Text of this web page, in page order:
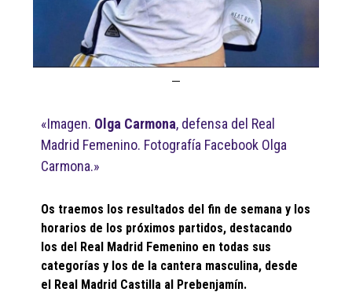
«Imagen. Olga Carmona, defensa del Real
Madrid Femenino. Fotografía Facebook Olga
Carmona.»
Os traemos los resultados del fin de semana y los
horarios de los próximos partidos, destacando
los del Real Madrid Femenino en todas sus
categorías y los de la cantera masculina, desde
el Real Madrid Castilla al Prebenjamín.